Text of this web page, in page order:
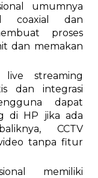
umumnya
coaxial dan
proses
dan memakan
streaming
dan integrasi
dapat
di HP jika ada
CCTV
tanpa fitur
memiliki